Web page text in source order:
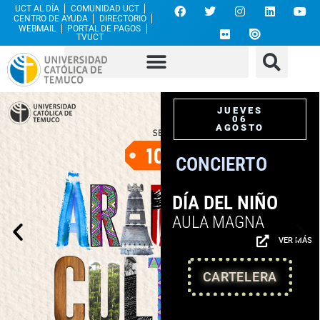
UCT AL DÍA
COMUNIDAD UCT
CENTRO DE AYUDA
DIRECTORIO
WEBMAIL
PORTAL DE PAGOS
TVUCT
CARTELERA
JUEVES
06
AGOSTO
CONCIERTO
DÍA DEL NIÑO
AULA MAGNA
VER MÁS